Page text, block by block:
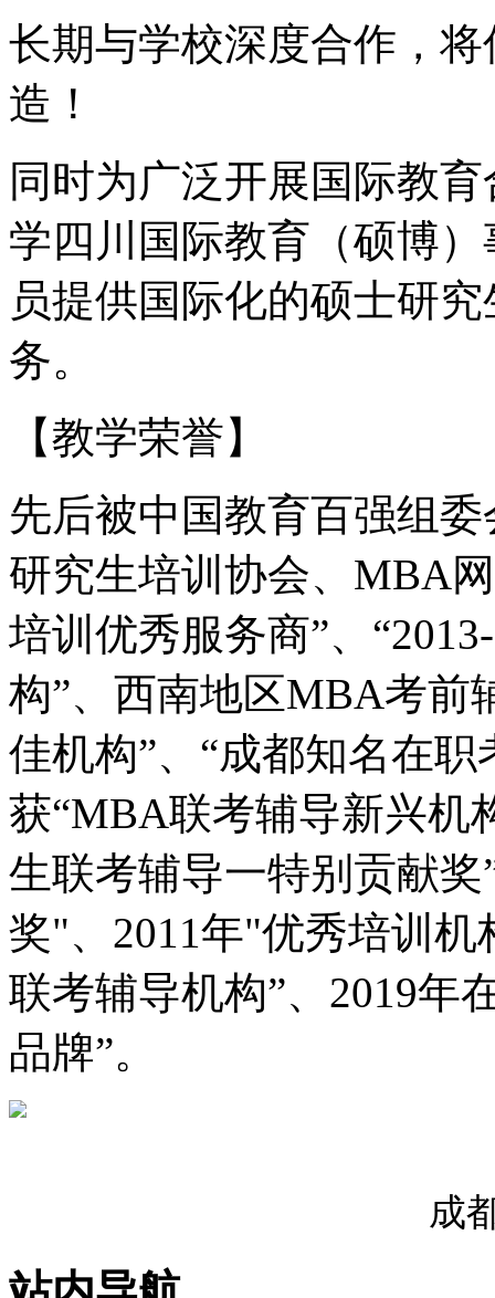
长期与学校深度合作，
造！
同时为广泛开展国际教
学四川国际教育（硕博
员提供国际化的硕士研
务。
【教学荣誉】
先后被中国教育百强组
研究生培训协会、MBA
培训优秀服务商”、
构”、西南地区MBA考前
佳机构”、“成都知名在
获“MBA联考辅导新兴
生联考辅导一特别贡献奖
奖"、2011年"优秀培训机
联考辅导机构”、2019年
品牌”。
成